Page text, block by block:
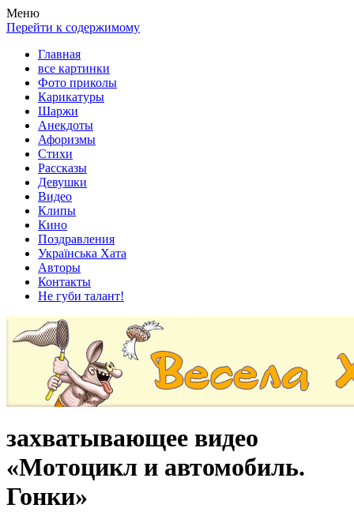
Весела хата — прикольные картинки, смешные истории,
клипы!
Покажем всем ваши фото приколы, карикатуры, шаржи, стихи,
рассказы, видео и песни!
Меню
Перейти к содержимому
Главная
все картинки
Фото приколы
Карикатуры
Шаржи
Анекдоты
Афоризмы
Стихи
Рассказы
Девушки
Видео
Клипы
Кино
Поздравления
Українська Хата
Авторы
Контакты
Не губи талант!
захватывающее видео
«Мотоцикл и автомобиль.
Гонки»